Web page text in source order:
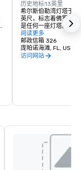
历史地标13英里
希尔斯伯勒湾灯塔于
英尺，标志着佛罗里
是任何一座灯塔。它
蜡烛能量的灯，是美
还有更多的历史。这
要归功于最著名的 “赤
第一条往返棕榈滩和
阅读更多
邮政信箱 326
庞帕诺海滩, FL, US
访问网站